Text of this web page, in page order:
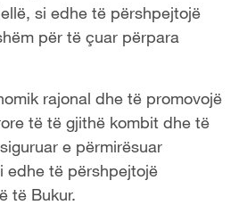
si edhe të përshpejtojë
për të çuar përpara
rajonal dhe të promovojë
të të gjithë kombit dhe të
e përmirësuar
edhe të përshpejtojë
të Bukur.